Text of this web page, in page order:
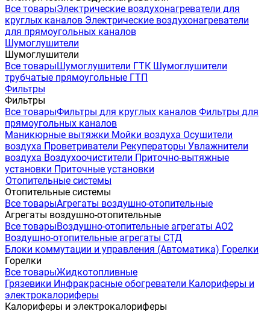
Все товарыЭлектрические воздухонагреватели для
круглых каналов Электрические воздухонагреватели
для прямоугольных каналов
Шумоглушители
Шумоглушители
Все товарыШумоглушители ГТК Шумоглушители
трубчатые прямоугольные ГТП
Фильтры
Фильтры
Все товарыФильтры для круглых каналов Фильтры для
прямоугольных каналов
Маникюрные вытяжки Мойки воздуха Осушители
воздуха Проветриватели Рекуператоры Увлажнители
воздуха Воздухоочистители Приточно-вытяжные
установки Приточные установки
Отопительные системы
Отопительные системы
Все товарыАгрегаты воздушно-отопительные
Агрегаты воздушно-отопительные
Все товарыВоздушно-отопительные агрегаты АО2
Воздушно-отопительные агрегаты СТД
Блоки коммутации и управления (Автоматика) Горелки
Горелки
Все товарыЖидкотопливные
Грязевики Инфракрасные обогреватели Калориферы и
электрокалориферы
Калориферы и электрокалориферы